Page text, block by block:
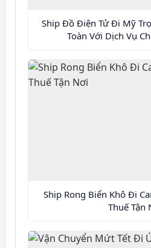
Ship Đồ Điện Tử Đi Mỹ
Toàn Với Dịch Vụ
Ship Rong Biển Khô Đi
Thuế Tận